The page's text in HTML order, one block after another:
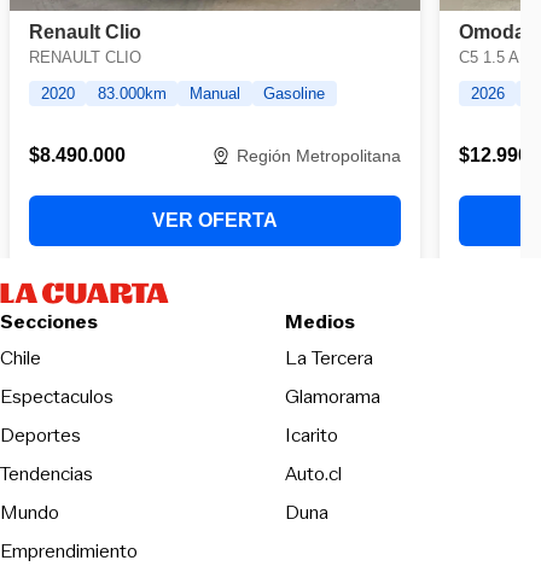
Secciones
Chile
Espectaculos
Deportes
Tendencias
Mundo
Emprendimiento
Medios
La TerceraOpens in new
Glamorama
Icarito
Auto.cl
DunaOpens in new window